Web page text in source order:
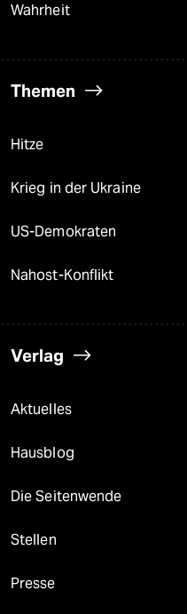
Wahrheit
Themen
Hitze
Krieg in der Ukraine
US-Demokraten
Nahost-Konflikt
Verlag
Aktuelles
Hausblog
Die Seitenwende
Stellen
Presse